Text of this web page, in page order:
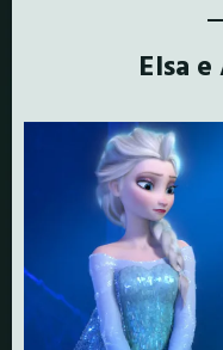
Elsa